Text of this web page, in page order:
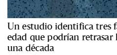
Un estudio identifica tres
edad que podrían retrasar
una década